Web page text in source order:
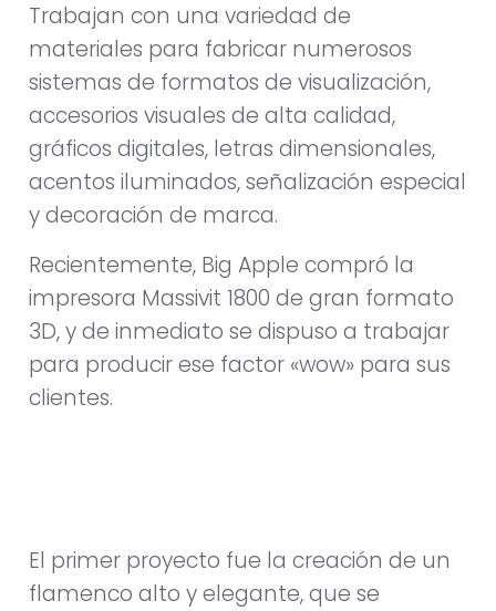
Trabajan con una variedad de
materiales para fabricar numerosos
sistemas de formatos de visualización,
accesorios visuales de alta calidad,
gráficos digitales, letras dimensionales,
acentos iluminados, señalización especial
y decoración de marca.
Recientemente, Big Apple compró la
impresora Massivit 1800 de gran formato
3D, y de inmediato se dispuso a trabajar
para producir ese factor «wow» para sus
clientes.
El primer proyecto fue la creación de un
flamenco alto y elegante, que se